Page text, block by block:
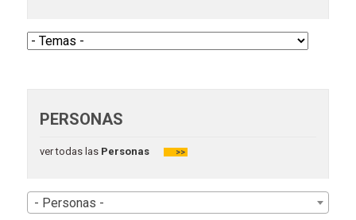
PERSONAS
ver todas lasPersonas >>
- Personas -